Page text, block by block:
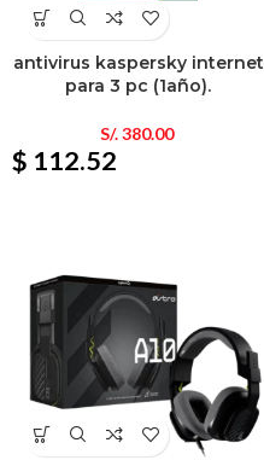
antivirus kaspersky internet
para 3 pc (1año).
S/.380.00
$ 112.52